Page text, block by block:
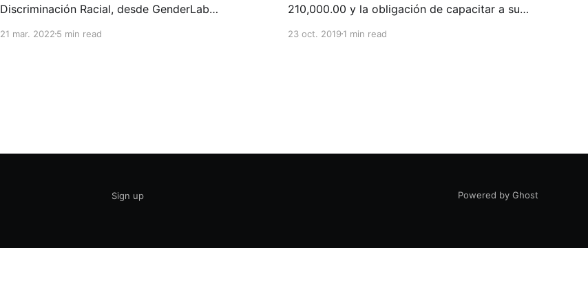
Discriminación Racial, desde GenderLab
qué es el racismo, de qué forma se presenta en
21 mar. 20225 min read
210,000.00 y la obligación de capacitar a su
cartas sin precios a las mujeres. ¿Práctica
23 oct. 20191 min read
Sign up Powered by Ghost